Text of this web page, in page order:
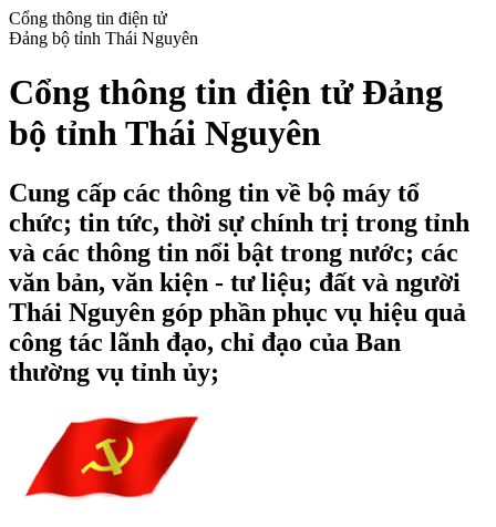
Cổng thông tin điện tử
Đảng bộ tỉnh Thái Nguyên
Cổng thông tin điện tử Đảng
bộ tỉnh Thái Nguyên
Cung cấp các thông tin về bộ máy tổ
chức; tin tức, thời sự chính trị trong tỉnh
và các thông tin nổi bật trong nước; các
văn bản, văn kiện - tư liệu; đất và người
Thái Nguyên góp phần phục vụ hiệu quả
công tác lãnh đạo, chỉ đạo của Ban
thường vụ tỉnh ủy;